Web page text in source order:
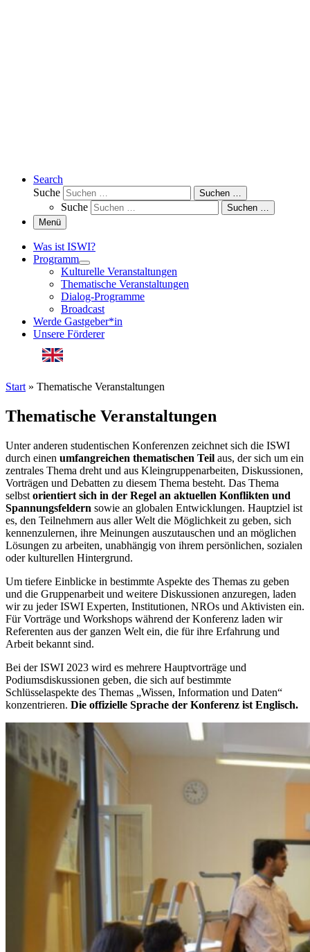
Search
Suche
Suchen …
Suche
Suchen …
Menü
Was ist ISWI?
Programm
Kulturelle Veranstaltungen
Thematische Veranstaltungen
Dialog-Programme
Broadcast
Werde Gastgeber*in
Unsere Förderer
Start » Thematische Veranstaltungen
Thematische Veranstaltungen
Unter anderen studentischen Konferenzen zeichnet sich die ISWI
durch einen umfangreichen thematischen Teil aus, der sich um ein
zentrales Thema dreht und aus Kleingruppenarbeiten, Diskussionen,
Vorträgen und Debatten zu diesem Thema besteht. Das Thema
selbst orientiert sich in der Regel an aktuellen Konflikten und
Spannungsfeldern sowie an globalen Entwicklungen. Hauptziel ist
es, den Teilnehmern aus aller Welt die Möglichkeit zu geben, sich
kennenzulernen, ihre Meinungen auszutauschen und an möglichen
Lösungen zu arbeiten, unabhängig von ihrem persönlichen, sozialen
oder kulturellen Hintergrund.
Um tiefere Einblicke in bestimmte Aspekte des Themas zu geben
und die Gruppenarbeit und weitere Diskussionen anzuregen, laden
wir zu jeder ISWI Experten, Institutionen, NROs und Aktivisten ein.
Für Vorträge und Workshops während der Konferenz laden wir
Referenten aus der ganzen Welt ein, die für ihre Erfahrung und
Arbeit bekannt sind.
Bei der ISWI 2023 wird es mehrere Hauptvorträge und
Podiumsdiskussionen geben, die sich auf bestimmte
Schlüsselaspekte des Themas „Wissen, Information und Daten“
konzentrieren. Die offizielle Sprache der Konferenz ist Englisch.